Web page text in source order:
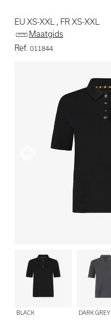
EU XS-XXL , FR XS-XXL
Maatgids
Ref. 011844
BLACK DARK GREY